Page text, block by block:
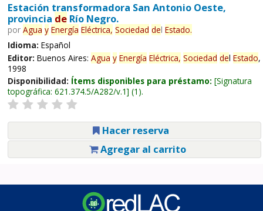
Estación transformadora San Antonio Oeste,
provincia deRío Negro.
por Agua y Energía Eléctrica, Sociedad del Estado.
Idioma: Español
Editor: Buenos Aires: Agua y Energía Eléctrica, Sociedad del Estado,
1998
Disponibilidad: Ítems disponibles para préstamo: Signatura
topográfica: 621.374.5/A282/v.1 (1).
Hacer reserva
Agregar al carrito